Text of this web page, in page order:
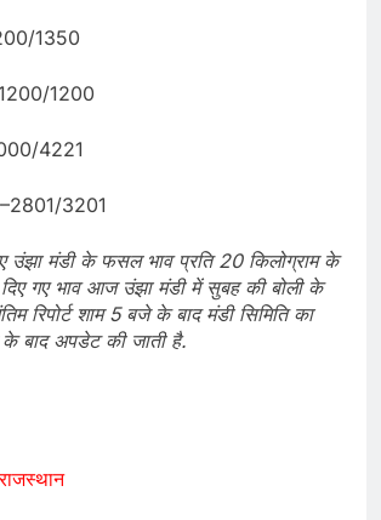
1350
1200/1200
4221
3201
उंझा मंडी के फसल भाव प्रति 20 किलोग्राम के
गए भाव आज उंझा मंडी में सुबह की बोली के
रिपोर्ट शाम 5 बजे के बाद मंडी सिमिति का
बाद अपडेट की जाती है.